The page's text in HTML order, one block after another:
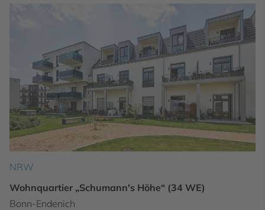
NRW
Wohnquartier „Schumann's Höhe“ (34 WE)
Bonn-Endenich